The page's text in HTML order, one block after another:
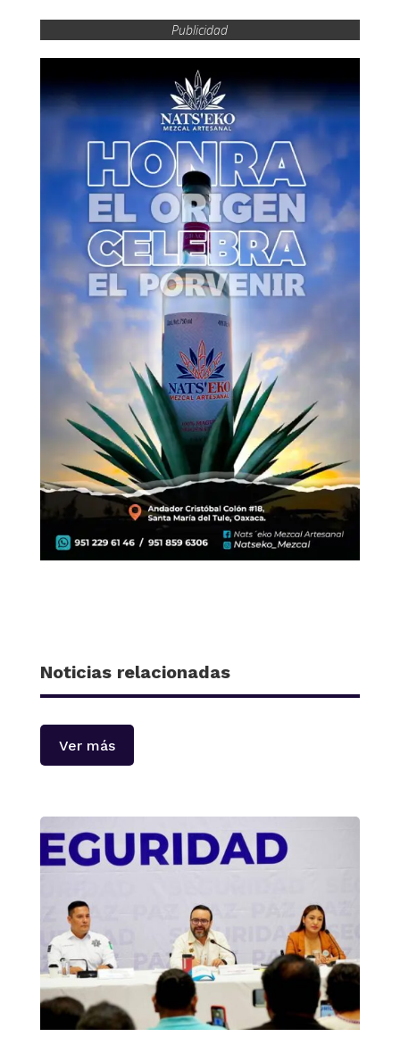
Publicidad
Noticias relacionadas
Ver más